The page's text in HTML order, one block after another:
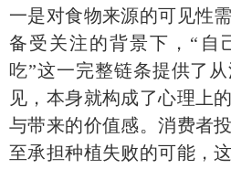
一是对食物来源的可见性
备受关注的背景下，“自
吃”这一完整链条提供了
见，本身就构成了心理上
与带来的价值感。消费者
至承担种植失败的可能，